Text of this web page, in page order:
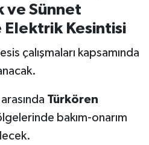
ve Sünnet
Kesintisi
çalışmaları kapsamında
Türkören
bakım-onarım